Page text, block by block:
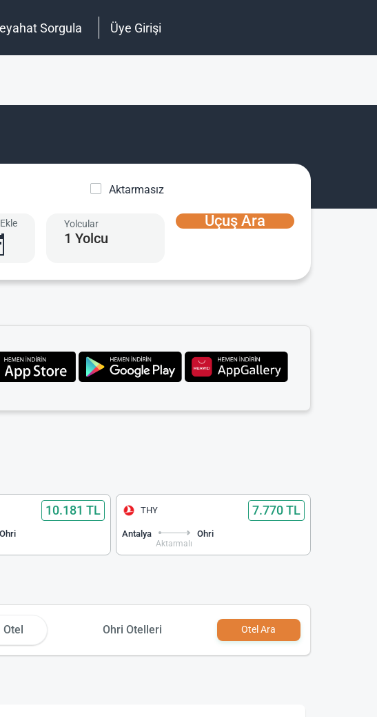
Sorgula Üye Girişi
Aktarmasız
Yolcular
1 Yolcu
Uçuş Ara
10.181 TL
Ohri
THY 7.770 TL
Antalya
Aktarmalı
Ohri
Otel Ohri Otelleri Otel Ara